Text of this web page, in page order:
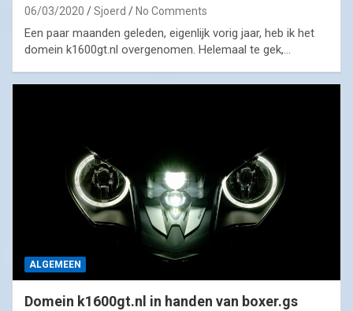
06/03/2020 Sjoerd No Comments
Een paar maanden geleden, eigenlijk vorig jaar, heb ik het
domein k1600gt.nl overgenomen. Helemaal te gek,…
ALGEMEEN
Domein k1600gt.nl in handen van boxer.gs